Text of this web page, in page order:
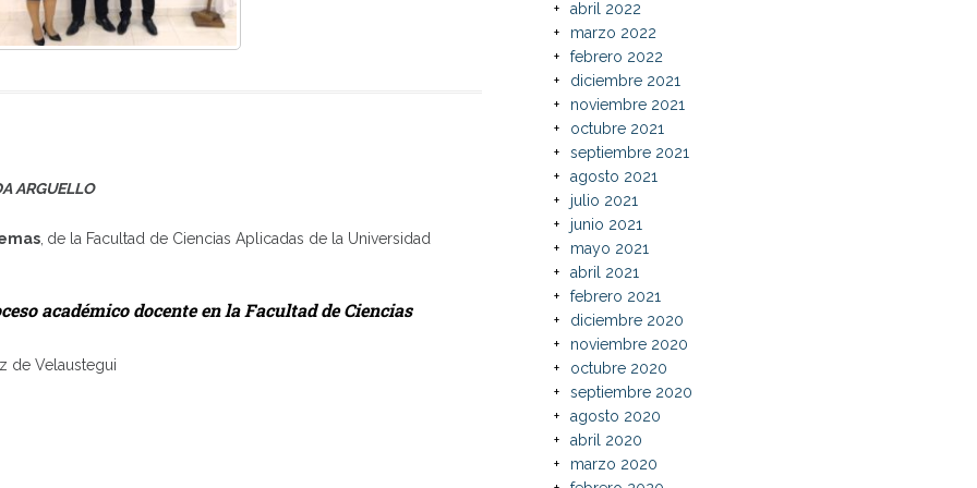
ARGUELLO
de la Facultad de Ciencias Aplicadas de la Universidad
académico docente en la Facultad de Ciencias
de Velaustegui
abril 2022
marzo 2022
febrero 2022
diciembre 2021
noviembre 2021
octubre 2021
septiembre 2021
agosto 2021
julio 2021
junio 2021
mayo 2021
abril 2021
febrero 2021
diciembre 2020
noviembre 2020
octubre 2020
septiembre 2020
agosto 2020
abril 2020
marzo 2020